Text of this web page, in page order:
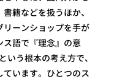
籍などを扱うほか、
リーンショップを手が
ス語で『理念』の意
いう根本の考え方で、
います。ひとつのス